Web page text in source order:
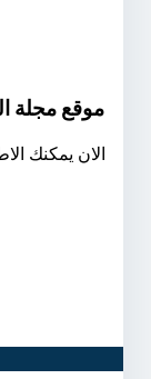
موقع مجلة
الان يمكنك